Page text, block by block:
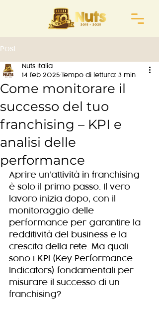
Post
Come monitorare il
successo del tuo
franchising – KPI e
analisi delle
performance
Nuts Italia
14 feb 2025 Tempo di lettura: 3 min
Aprire un’attività in franchising
è solo il primo passo. Il vero
lavoro inizia dopo, con il
monitoraggio delle
performance per garantire la
redditività del business e la
crescita della rete. Ma quali
sono i KPI (Key Performance
Indicators) fondamentali per
misurare il successo di un
franchising?